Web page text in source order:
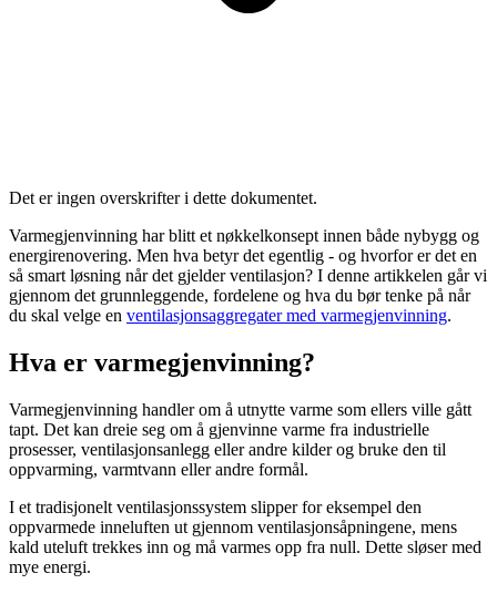
Det er ingen overskrifter i dette dokumentet.
Varmegjenvinning har blitt et nøkkelkonsept innen både nybygg og
energirenovering. Men hva betyr det egentlig - og hvorfor er det en
så smart løsning når det gjelder ventilasjon? I denne artikkelen går vi
gjennom det grunnleggende, fordelene og hva du bør tenke på når
du skal velge en ventilasjonsaggregater med varmegjenvinning.
Hva er varmegjenvinning?
Varmegjenvinning handler om å utnytte varme som ellers ville gått
tapt. Det kan dreie seg om å gjenvinne varme fra industrielle
prosesser, ventilasjonsanlegg eller andre kilder og bruke den til
oppvarming, varmtvann eller andre formål.
I et tradisjonelt ventilasjonssystem slipper for eksempel den
oppvarmede inneluften ut gjennom ventilasjonsåpningene, mens
kald uteluft trekkes inn og må varmes opp fra null. Dette sløser med
mye energi.